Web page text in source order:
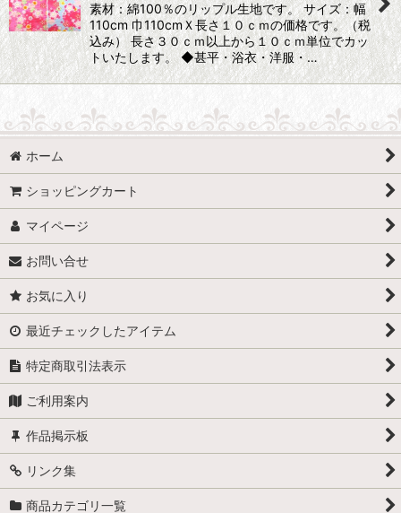
素材：綿100％のリップル生地です。 サイズ：幅
110cm 巾110cmＸ長さ１０ｃｍの価格です。（税
込み） 長さ３０ｃｍ以上から１０ｃｍ単位でカッ
トいたします。 ◆甚平・浴衣・洋服・…
ホーム
ショッピングカート
マイページ
お問い合せ
お気に入り
最近チェックしたアイテム
特定商取引法表示
ご利用案内
作品掲示板
リンク集
商品カテゴリ一覧